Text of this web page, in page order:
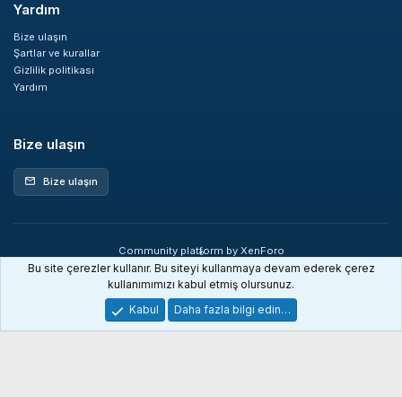
Yardım
Bize ulaşın
Şartlar ve kurallar
Gizlilik politikası
Yardım
Bize ulaşın
mail Bize ulaşın
Community platform by XenForo
®
© 2010-2026 XenForo Ltd.
XenDev Forum İstatistik sistemi
Bu site çerezler kullanır. Bu siteyi kullanmaya devam ederek çerez
kullanımımızı kabul etmiş olursunuz.
Kabul
Daha fazla bilgi edin…